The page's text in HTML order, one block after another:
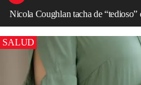
Nicola Coughlan tacha de “tedioso”
SALUD